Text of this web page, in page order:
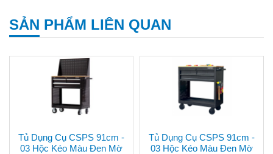
SẢN PHẨM LIÊN QUAN
Tủ Dụng Cụ CSPS 91cm -
03 Hộc Kéo Màu Đen Mờ
Tủ Dụng Cụ CSPS 91cm -
03 Hộc Kéo Màu Đen Mờ